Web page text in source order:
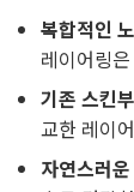
복합적인
레이어링
기존 스킨
교한 레이
자연스러